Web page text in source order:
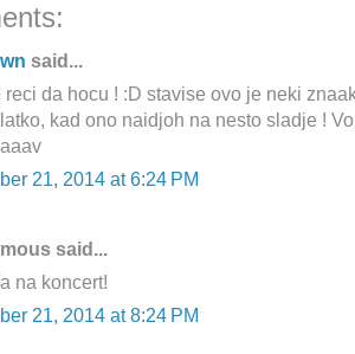
said...
reci da hocu ! :D stavise ovo je neki
kad ono naidjoh na nesto sladje !
21, 2014 at 6:24 PM
said...
na koncert!
21, 2014 at 8:24 PM